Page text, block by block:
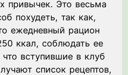
привычек. Это весьма
похудеть, так как,
ежедневный рацион
ккал, соблюдать ее
вступившие в клуб
список рецептов,